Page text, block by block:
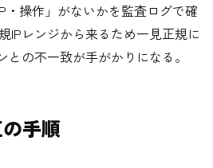
・操作」がないかを監査ログで確
IPレンジから来るため一見正規に
との不一致が手がかりになる。
手順